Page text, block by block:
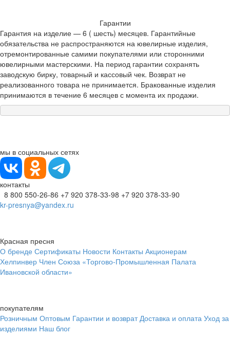
Гарантии
Гарантия на изделие — 6 ( шесть) месяцев. Гарантийные
обязательства не распространяются на ювелирные изделия,
отремонтированные самими покупателями или сторонними
ювелирными мастерскими. На период гарантии сохранять
заводскую бирку, товарный и кассовый чек. Возврат не
реализованного товара не принимается. Бракованные изделия
принимаются в течение 6 месяцев с момента их продажи.
мы в социальных сетях
контакты
8 800 550-26-86 +7 920 378-33-98 +7 920 378-33-90
kr-presnya@yandex.ru
Красная пресня
О бренде Сертификаты Новости Контакты Акционерам
Хелпинвер Член Союза «Торгово-Промышленная Палата
Ивановской области»
покупателям
Розничным Оптовым Гарантии и возврат Доставка и оплата Уход за
изделиями Наш блог